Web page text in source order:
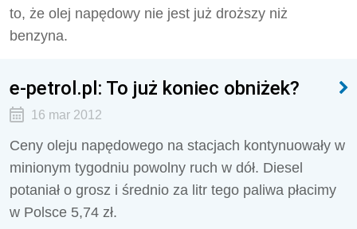
to, że olej napędowy nie jest już droższy niż
benzyna.
e-petrol.pl: To już koniec obniżek?
16 mar 2012
Ceny oleju napędowego na stacjach kontynuowały w
minionym tygodniu powolny ruch w dół. Diesel
potaniał o grosz i średnio za litr tego paliwa płacimy
w Polsce 5,74 zł.